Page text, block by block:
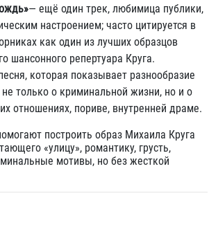
— ещё один трек, любимица публики,
настроением; часто цитируется в
как один из лучших образцов
шансонного репертуара Круга.
которая показывает разнообразие
только о криминальной жизни, но и о
отношениях, пориве, внутренней драме.
построить образ Михаила Круга
«улицу», романтику, грусть,
мотивы, но без жесткой